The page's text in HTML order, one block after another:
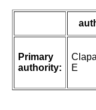
Primary
authority:
E